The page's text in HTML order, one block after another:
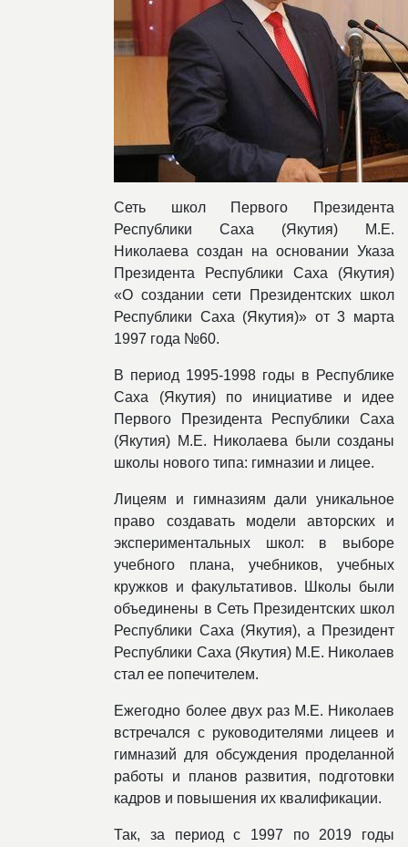
Сеть школ Первого Президента
Республики Саха (Якутия) М.Е.
Николаева создан на основании Указа
Президента Республики Саха (Якутия)
«О создании сети Президентских школ
Республики Саха (Якутия)» от 3 марта
1997 года №60.
В период 1995-1998 годы в Республике
Саха (Якутия) по инициативе и идее
Первого Президента Республики Саха
(Якутия) М.Е. Николаева были созданы
школы нового типа: гимназии и лицее.
Лицеям и гимназиям дали уникальное
право создавать модели авторских и
экспериментальных школ: в выборе
учебного плана, учебников, учебных
кружков и факультативов. Школы были
объединены в Сеть Президентских школ
Республики Саха (Якутия), а Президент
Республики Саха (Якутия) М.Е. Николаев
стал ее попечителем.
Ежегодно более двух раз М.Е. Николаев
встречался с руководителями лицеев и
гимназий для обсуждения проделанной
работы и планов развития, подготовки
кадров и повышения их квалификации.
Так, за период с 1997 по 2019 годы